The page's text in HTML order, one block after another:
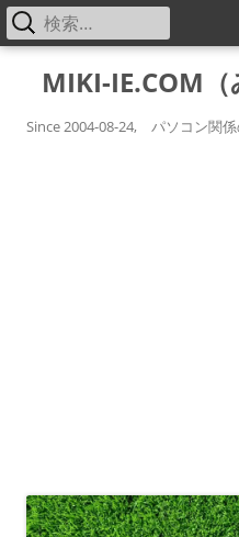
MIKI-IE.COM（
Since 2004-08-24, パソコン関
メ
検
索: